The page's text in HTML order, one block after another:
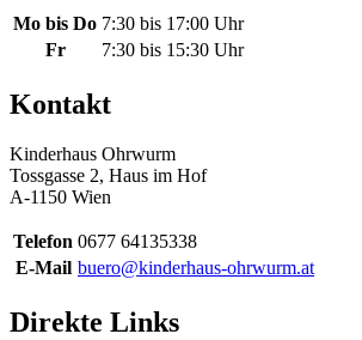
Mo bis Do 7:30 bis 17:00 Uhr
Fr
7:30 bis 15:30 Uhr
Kontakt
Kinderhaus Ohrwurm
Tossgasse 2, Haus im Hof
A-1150 Wien
Telefon 0677 64135338
E-Mail buero@kinderhaus-ohrwurm.at
Direkte Links